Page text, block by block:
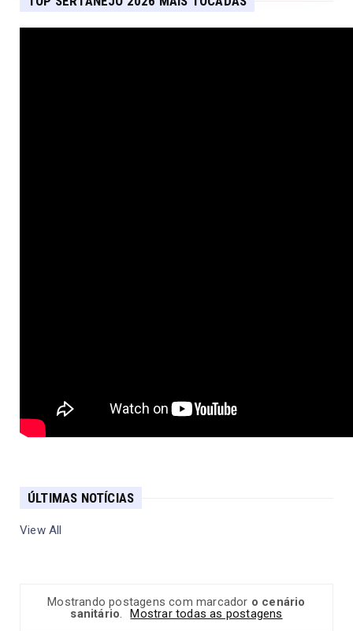
ÚLTIMAS NOTÍCIAS
View All
Mostrando postagens com marcador o cenário
sanitário. Mostrar todas as postagens